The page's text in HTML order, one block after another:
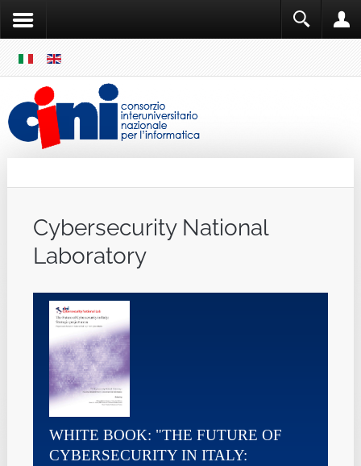
MENU
Cybersecurity National
Laboratory
WHITE BOOK: "THE FUTURE OF
CYBERSECURITY IN ITALY: